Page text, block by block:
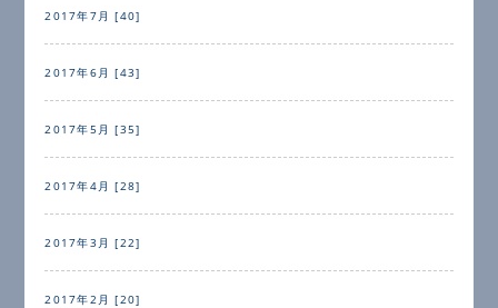
2017年7月 [40]
2017年6月 [43]
2017年5月 [35]
2017年4月 [28]
2017年3月 [22]
2017年2月 [20]